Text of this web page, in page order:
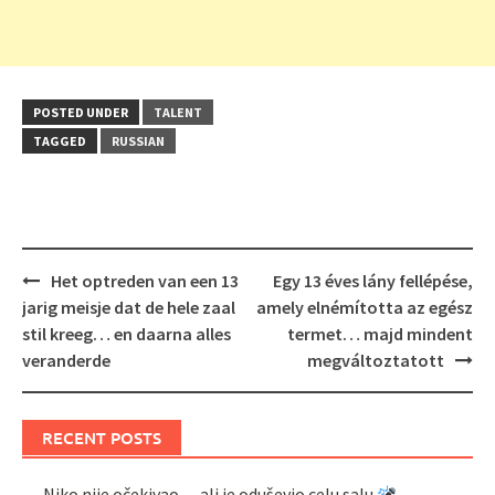
POSTED UNDER
TALENT
TAGGED
RUSSIAN
Post
navigation
Het optreden van een 13
jarig meisje dat de hele zaal
stil kreeg… en daarna alles
veranderde
Egy 13 éves lány fellépése,
amely elnémította az egész
termet… majd mindent
megváltoztatott
RECENT POSTS